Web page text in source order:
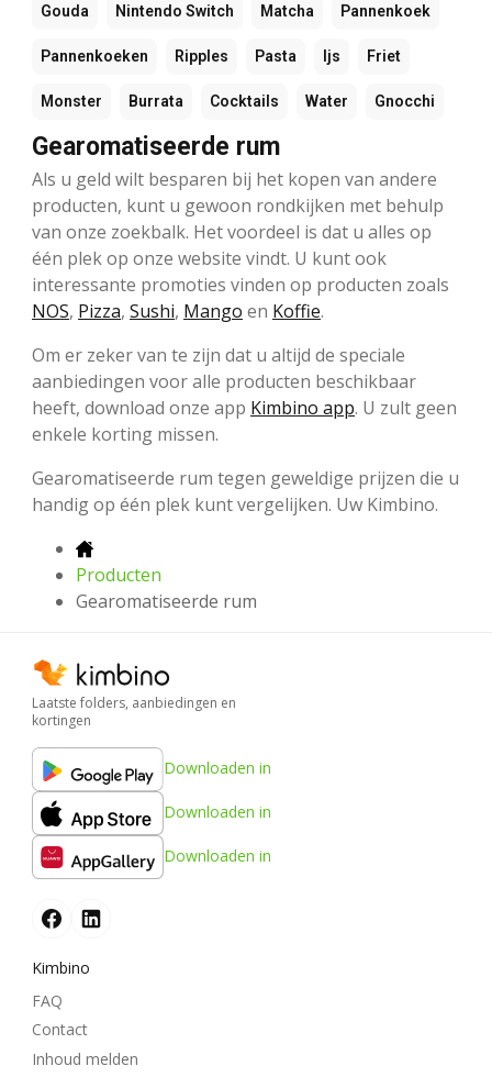
Gouda Nintendo Switch Matcha Pannenkoek
Pannenkoeken Ripples Pasta Ijs Friet
Monster Burrata Cocktails Water Gnocchi
Gearomatiseerde rum
Als u geld wilt besparen bij het kopen van andere
producten, kunt u gewoon rondkijken met behulp
van onze zoekbalk. Het voordeel is dat u alles op
één plek op onze website vindt. U kunt ook
interessante promoties vinden op producten zoals
NOS, Pizza, Sushi, Mango en Koffie.
Om er zeker van te zijn dat u altijd de speciale
aanbiedingen voor alle producten beschikbaar
heeft, download onze app Kimbino app. U zult geen
enkele korting missen.
Gearomatiseerde rum tegen geweldige prijzen die u
handig op één plek kunt vergelijken. Uw Kimbino.
Producten
Gearomatiseerde rum
Laatste folders, aanbiedingen en
kortingen
Downloaden in
Downloaden in
Downloaden in
Kimbino
FAQ
Contact
Inhoud melden